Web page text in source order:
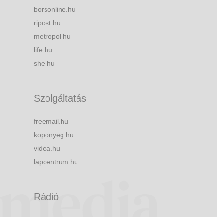
borsonline.hu
ripost.hu
metropol.hu
life.hu
she.hu
Szolgáltatás
freemail.hu
koponyeg.hu
videa.hu
lapcentrum.hu
Rádió